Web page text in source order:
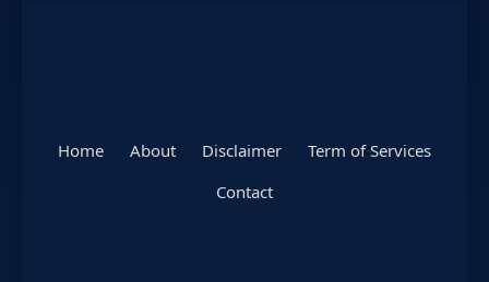
Home About Disclaimer
Term of Services
Contact